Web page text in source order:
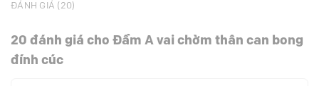
ĐÁNH GIÁ (20)
20 đánh giá cho Đầm A vai chờm thân can bong
đính cúc